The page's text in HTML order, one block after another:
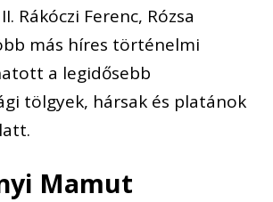
Rákóczi Ferenc, Rózsa
más híres történelmi
a legidősebb
tölgyek, hársak és platánok
Mamut